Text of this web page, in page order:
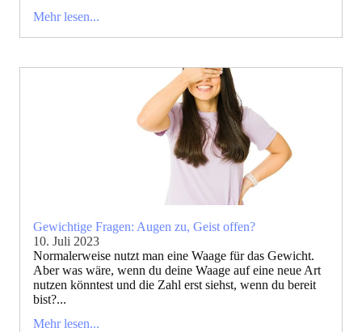
Mehr lesen...
Gewichtige Fragen: Augen zu, Geist offen?
10. Juli 2023
Normalerweise nutzt man eine Waage für das Gewicht.
Aber was wäre, wenn du deine Waage auf eine neue Art
nutzen könntest und die Zahl erst siehst, wenn du bereit
bist?...
Mehr lesen...